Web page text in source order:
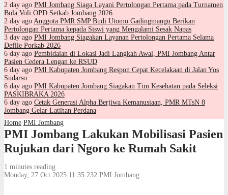
2 day ago PMI Jombang Siaga Layani Pertolongan Pertama pada Turnamen
Bola Voli OPD Setkab Jombang 2026
2 day ago Anggota PMR SMP Budi Utomo Gadingmangu Berikan
Pertolongan Pertama kepada Siswi yang Mengalami Sesak Napas
3 day ago PMI Jombang Siagakan Layanan Pertolongan Pertama Selama
Defile Porkab 2026
6 day ago Pembidaian di Lokasi Jadi Langkah Awal, PMI Jombang Antar
Pasien Cedera Lengan ke RSUD
6 day ago PMI Kabupaten Jombang Respon Cepat Kecelakaan di Jalan Yos
Sudarso
6 day ago PMI Kabupaten Jombang Siagakan Tim Kesehatan pada Seleksi
PASKIBRAKA 2026
6 day ago Cetak Generasi Alpha Berjiwa Kemanusiaan, PMR MTsN 8
Jombang Gelar Latihan Perdana
Home PMI Jombang
PMI Jombang Lakukan Mobilisasi Pasien
Rujukan dari Ngoro ke Rumah Sakit
1 minutes reading
Monday, 27 Oct 2025 11:35 232 PMI Jombang